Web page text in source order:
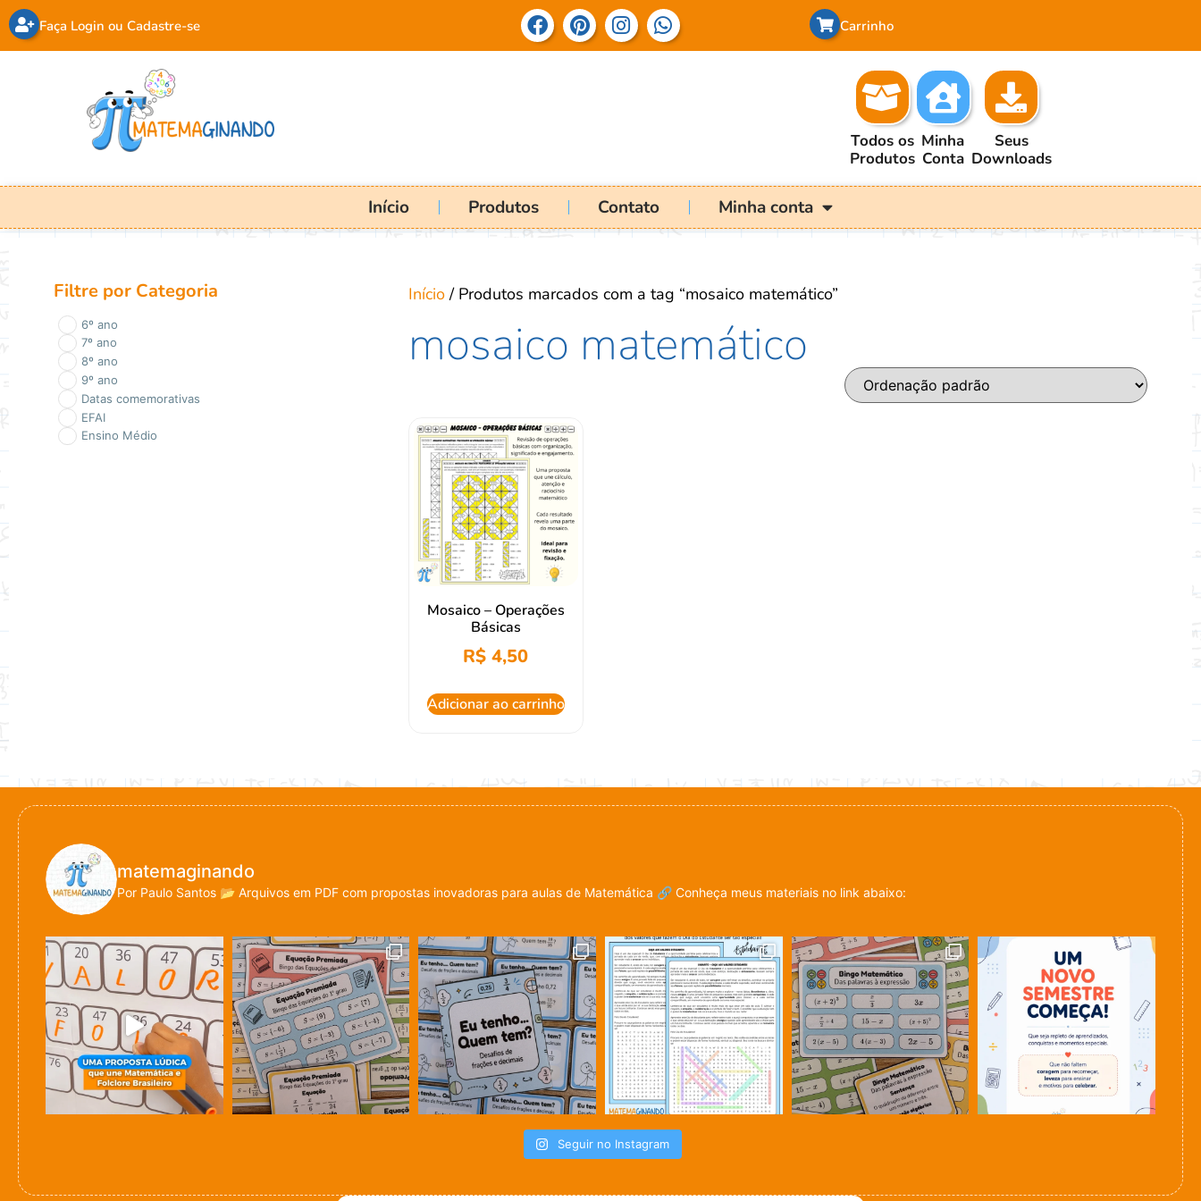
Faça Login ou Cadastre-se Carrinho
Todos os
Produtos
Minha
Conta
Seus
Downloads
Início Produtos Contato Minha conta
Filtre por Categoria
6º ano
7º ano
8º ano
9º ano
Datas comemorativas
EFAI
Ensino Médio
Início / Produtos marcados com a tag “mosaico matemático”
mosaico matemático
Mosaico – Operações
Básicas
R$ 4,50
Adicionar ao carrinho
matemaginando
Por Paulo Santos 📂 Arquivos em PDF com propostas inovadoras para aulas de Matemática 🔗 Conheça meus materiais no link abaixo:
Seguir no Instagram